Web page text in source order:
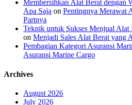
Membersihkan Alat Berat dengan
Apa Saja on Pentingnya Merawat
Partnya
Teknik untuk Sukses Menjual Alat
on Menjadi Sales Alat Berat yang
Pembagian Kategori Asuransi
Asuransi Marine Cargo
Archives
August 2026
July 2026